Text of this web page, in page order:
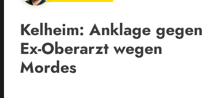
Kelheim: Anklage gegen
Ex-Oberarzt wegen
Mordes